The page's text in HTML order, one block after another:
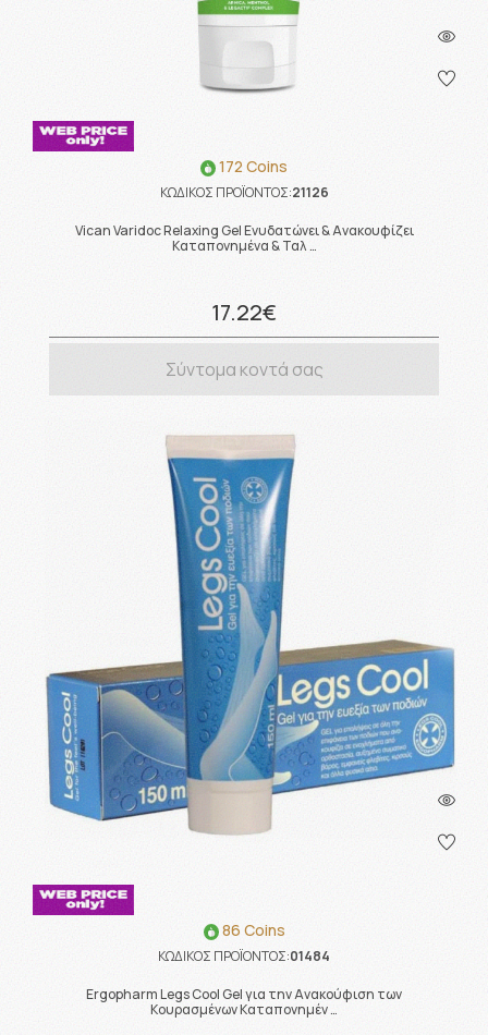
172 Coins
ΚΩΔΙΚΟΣ ΠΡΟΪΟΝΤΟΣ:21126
Vican Varidoc Relaxing Gel Ενυδατώνει & Ανακουφίζει
Καταπονημένα & Ταλ …
17.22€
Σύντομα κοντά σας
86 Coins
ΚΩΔΙΚΟΣ ΠΡΟΪΟΝΤΟΣ:01484
Ergopharm Legs Cool Gel για την Ανακούφιση των
Κουρασμένων Καταπονημέν …